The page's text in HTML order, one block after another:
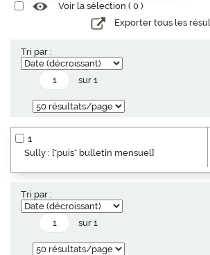
Voir la sélection ( 0 )
Exporter tous les
Tri par :
sur 1
1
Sully : ["puis" bulletin mensuel]
Tri par :
sur 1